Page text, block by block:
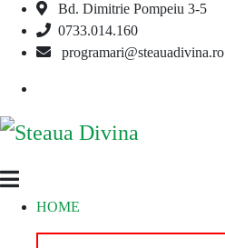
Skip
Bd. Dimitrie Pompeiu 3-5
0733.014.160
programari@steauadivina.ro
Steaua
Divina
Clinica
SteauaHOME